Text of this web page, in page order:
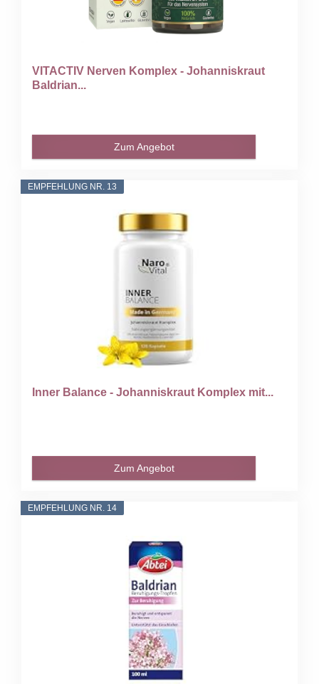
VITACTIV Nerven Komplex - Johanniskraut
Baldrian...
Zum Angebot
EMPFEHLUNG NR. 13
Inner Balance - Johanniskraut Komplex mit...
Zum Angebot
EMPFEHLUNG NR. 14